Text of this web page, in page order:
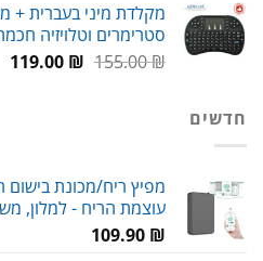
מקלדת מיני בעברית +
סטרימרים וטלויזיה
155.00₪
המחיר119.00 ₪
חדשים
מפיץ ריח/מכונת
עוצמת הריח - למלון,
109.90 ₪